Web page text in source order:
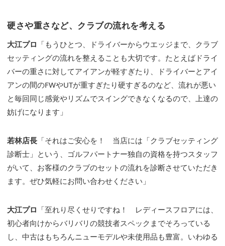
硬さや重さなど、クラブの流れを考える
大江プロ 「もうひとつ、ドライバーからウエッジまで、クラブ
セッティングの流れを整えることも大切です。たとえばドライ
バーの重さに対してアイアンが軽すぎたり、ドライバーとアイ
アンの間のFWやUTが重すぎたり硬すぎるのなど、流れが悪い
と毎回同じ感覚やリズムでスイングできなくなるので、上達の
妨げになります」
若林店長 「それはご安心を！ 当店には「クラブセッティング
診断士」という、ゴルフパートナー独自の資格を持つスタッフ
がいて、お客様のクラブのセットの流れを診断させていただき
ます。ぜひ気軽にお問い合わせください」
大江プロ 「至れり尽くせりですね！ レディースフロアには、
初心者向けからバリバリの競技者スペックまでそろっている
し、中古はもちろんニューモデルや未使用品も豊富。いわゆる